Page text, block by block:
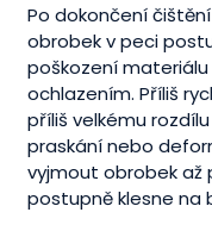
Po dokončení
obrobek v peci
poškození
ochlazením. Příliš
příliš velkému
praskání nebo
vyjmout obrobek
postupně klesne na